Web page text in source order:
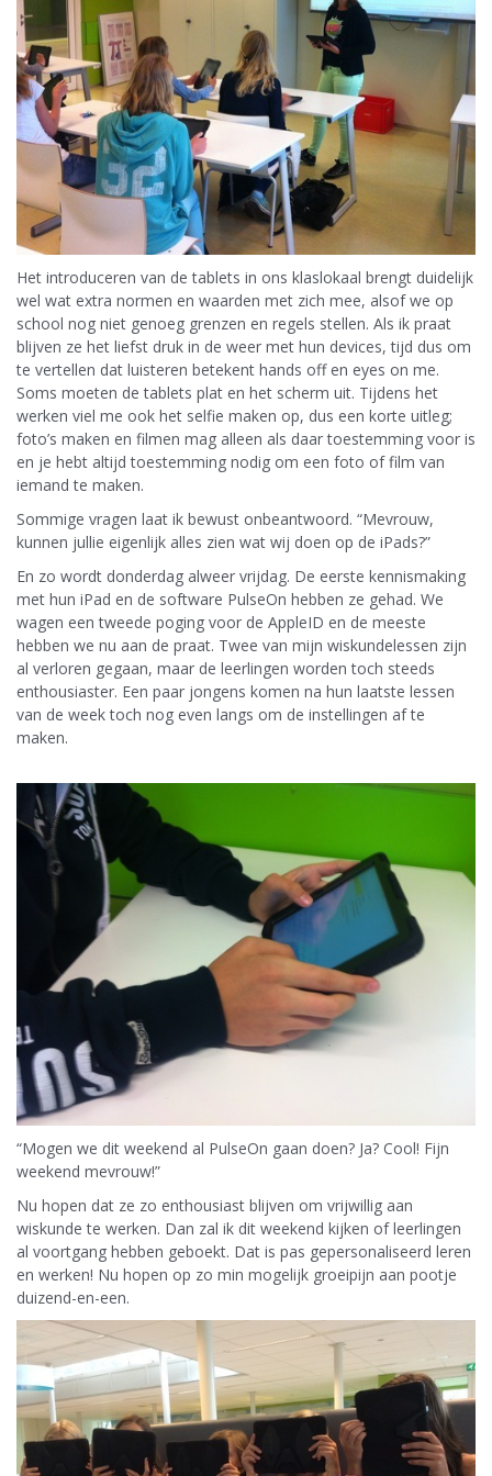
Het introduceren van de tablets in ons klaslokaal brengt duidelijk
wel wat extra normen en waarden met zich mee, alsof we op
school nog niet genoeg grenzen en regels stellen. Als ik praat
blijven ze het liefst druk in de weer met hun devices, tijd dus om
te vertellen dat luisteren betekent hands off en eyes on me.
Soms moeten de tablets plat en het scherm uit. Tijdens het
werken viel me ook het selfie maken op, dus een korte uitleg;
foto’s maken en filmen mag alleen als daar toestemming voor is
en je hebt altijd toestemming nodig om een foto of film van
iemand te maken.
Sommige vragen laat ik bewust onbeantwoord. “Mevrouw,
kunnen jullie eigenlijk alles zien wat wij doen op de iPads?”
En zo wordt donderdag alweer vrijdag. De eerste kennismaking
met hun iPad en de software PulseOn hebben ze gehad. We
wagen een tweede poging voor de AppleID en de meeste
hebben we nu aan de praat. Twee van mijn wiskundelessen zijn
al verloren gegaan, maar de leerlingen worden toch steeds
enthousiaster. Een paar jongens komen na hun laatste lessen
van de week toch nog even langs om de instellingen af te
maken.
“Mogen we dit weekend al PulseOn gaan doen? Ja? Cool! Fijn
weekend mevrouw!”
Nu hopen dat ze zo enthousiast blijven om vrijwillig aan
wiskunde te werken. Dan zal ik dit weekend kijken of leerlingen
al voortgang hebben geboekt. Dat is pas gepersonaliseerd leren
en werken! Nu hopen op zo min mogelijk groeipijn aan pootje
duizend-en-een.